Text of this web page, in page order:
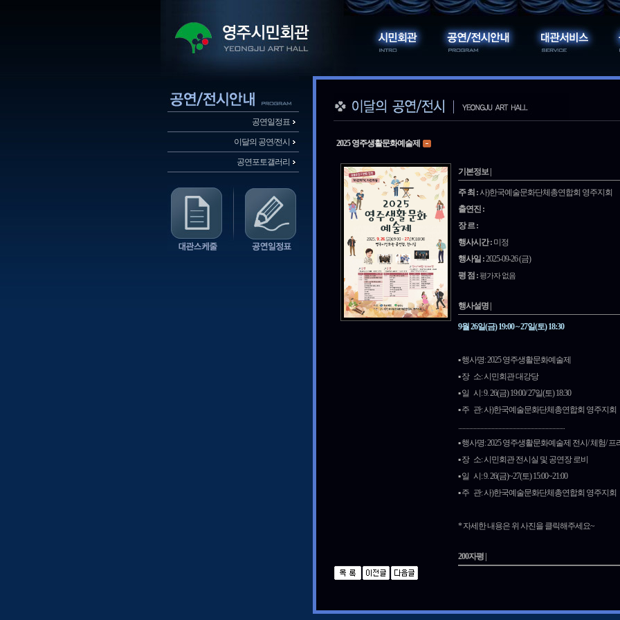
공연일정표
이달의 공연/전시
공연포토갤러리
2025 영주생활문화예술제
기본정보 |
주 최 :사)한국예술문화단체총연합회 영주지회
출연진 :
장 르 :
행사시간 : 미정
행사일 :2025-09-26 (금)
평 점 :평가자 없음
행사설명 |
9월 26일(금) 19:00 ~ 27일(토) 18:30
▪️ 행사명: 2025 영주생활문화예술제
▪️ 장 소: 시민회관 대강당
▪️ 일 시: 9. 26(금) 19:00/ 27일(토) 18:30
▪️ 주 관: 사)한국예술문화단체총연합회 영주지회
.............................................................................
▪️ 행사명: 2025 영주생활문화예술제 전시/ 체험/ 프
▪️ 장 소: 시민회관 전시실 및 공연장 로비
▪️ 일 시: 9. 26(금)~27(토) 15:00~21:00
▪️ 주 관: 사)한국예술문화단체총연합회 영주지회
* 자세한 내용은 위 사진을 클릭해주세요~
200자평 |